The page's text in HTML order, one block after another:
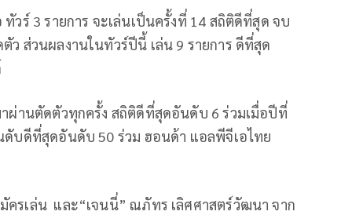
ร์ 3 รายการ จะเล่นเป็นครั้งที่ 14 สถิติดีที่สุด จบ
ส่วนผลงานในทัวร์ปีนี้ เล่น 9 รายการ ดีที่สุด
ผ่านตัดตัวทุกครั้ง สถิติดีที่สุดอันดับ 6 ร่วมเมื่อปีที่
บดีที่สุดอันดับ 50 ร่วม ฮอนด้า แอลพีจีเอไทย
รเล่น และ“เจนนี่” ณภัทร เลิศศาสตร์วัฒนา จาก